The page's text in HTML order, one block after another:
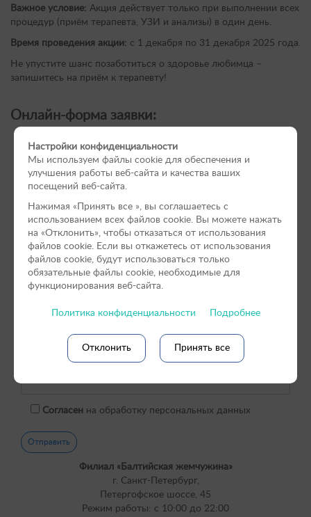
Важное условие: Акция действует только при выполнении всех
процедур (приём терапевта, УЗИ и анализы) в один день.
Время проведения акции: с 1 декабря по 31 декабря 2025 года.
Не упустите шанс позаботиться о здоровье любимца –
запишитесь на приём к терапевту!
Онлайн-форма заявки:
Согласен на обработку персональных данных
Филиал «Балтийская жемчужина»
г. Санкт-Петербург,
Петергофское шоссе, 45
Режим работы: с 10:00 до 22:00
Настройки конфиденциальности
Мы используем файлы cookie для обеспечения и
улучшения работы веб-сайта и качества ваших
посещений веб-сайта.
Нажимая «Принять вce », вы соглашаетесь с
использованием всех файлов cookie. Вы можете нажать
на «Отклонить», чтобы отказаться от использования
файлов сookie. Если вы откажетесь от использования
файлов cookie, будут использоваться только
обязательные файлы cookie, необходимые для
функционирования веб-сайта.
Политика конфиденциальности Подробнее
Отклонить Принять все